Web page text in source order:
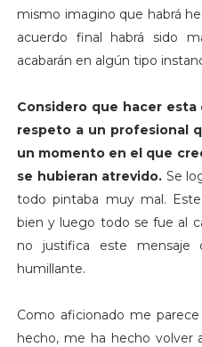
mismo imagino que habrá
acuerdo final habrá sido
acabarán en algún tipo
Considero que hacer
respeto a un profesional
un momento en el que
se hubieran atrevido. Se
todo pintaba muy mal.
bien y luego todo se fue al
no justifica este
humillante.
Como aficionado me
hecho, me ha hecho volver